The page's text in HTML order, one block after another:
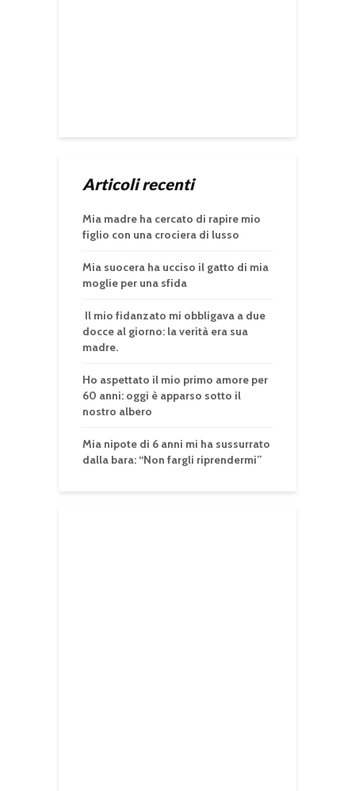
Articoli recenti
Mia madre ha cercato di rapire mio
figlio con una crociera di lusso
Mia suocera ha ucciso il gatto di mia
moglie per una sfida
Il mio fidanzato mi obbligava a due
docce al giorno: la verità era sua
madre.
Ho aspettato il mio primo amore per
60 anni: oggi è apparso sotto il
nostro albero
Mia nipote di 6 anni mi ha sussurrato
dalla bara: “Non fargli riprendermi”